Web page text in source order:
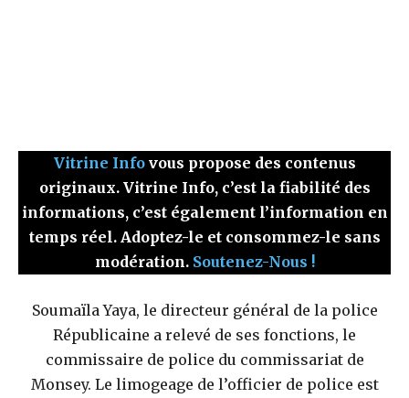
Vitrine Infovous propose des contenus
originaux. Vitrine Info, c’est la fiabilité des
informations, c’est également l’information en
temps réel. Adoptez-le et consommez-le sans
modération. Soutenez-Nous !
Soumaïla Yaya, le directeur général de la police
Républicaine a relevé de ses fonctions, le
commissaire de police du commissariat de
Monsey. Le limogeage de l’officier de police est